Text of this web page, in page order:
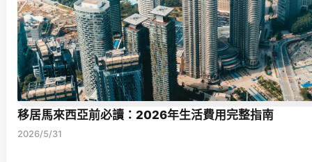
移居馬來西亞前必讀：2026年生活費用完整指南
2026/5/31